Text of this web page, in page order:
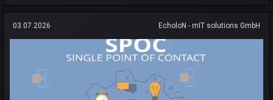
03.07.2026 EcholoN - mIT solutions GmbH